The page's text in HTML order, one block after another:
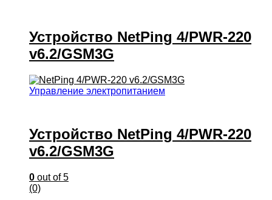
Устройство NetPing 4/PWR-220
v6.2/GSM3G
Управление электропитанием
Устройство NetPing 4/PWR-220
v6.2/GSM3G
0 out of 5
(0)